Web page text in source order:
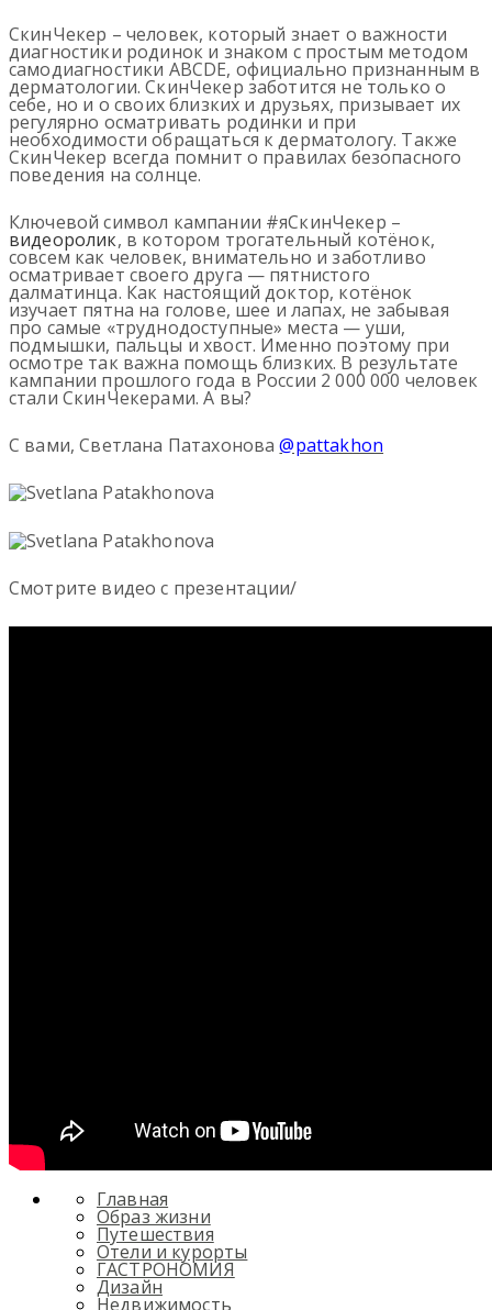
СкинЧекер – человек, который знает о важности
диагностики родинок и знаком с простым методом
самодиагностики ABCDE, официально признанным в
дерматологии. СкинЧекер заботится не только о
себе, но и о своих близких и друзьях, призывает их
регулярно осматривать родинки и при
необходимости обращаться к дерматологу. Также
СкинЧекер всегда помнит о правилах безопасного
поведения на солнце.
Ключевой символ кампании #яСкинЧекер –
видеоролик, в котором трогательный котёнок,
совсем как человек, внимательно и заботливо
осматривает своего друга — пятнистого
далматинца. Как настоящий доктор, котёнок
изучает пятна на голове, шее и лапах, не забывая
про самые «труднодоступные» места — уши,
подмышки, пальцы и хвост. Именно поэтому при
осмотре так важна помощь близких. В результате
кампании прошлого года в России 2 000 000 человек
стали СкинЧекерами. А вы?
С вами, Светлана Патахонова@pattakhon
Смотрите видео с презентации/
Главная
Образ жизни
Путешествия
Отели и курорты
ГАСТРОНОМИЯ
Дизайн
Недвижимость